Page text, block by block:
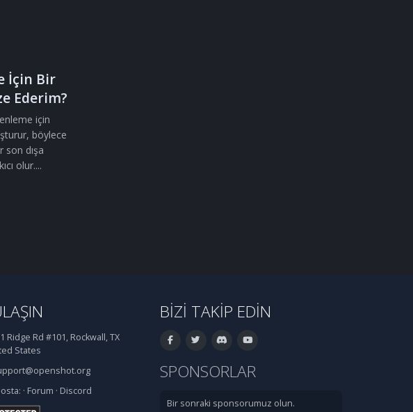
İçin Bir
Ederim?
için
böylece
son dışa
olur....
Ridge Rd #101, Rockwall, TX
States
· Forum · Discord
BIZI TAKIP EDIN
SPONSORLAR
Bir sonraki sponsorumuz olun.